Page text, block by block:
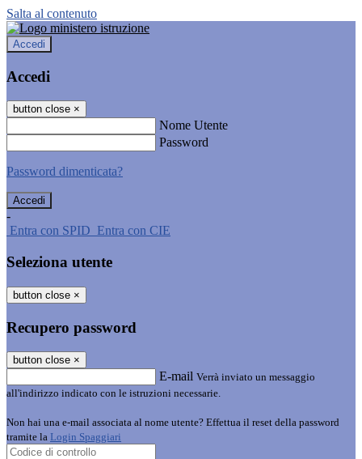
Salta al contenuto
Accedi
Accedi
button close ×
Nome Utente
Password
Password dimenticata?
-
Entra con SPID Entra con CIE
Seleziona utente
button close ×
Recupero password
button close ×
E-mail Verrà inviato un messaggio
all'indirizzo indicato con le istruzioni necessarie.
Non hai una e-mail associata al nome utente? Effettua il reset della password
tramite la Login Spaggiari